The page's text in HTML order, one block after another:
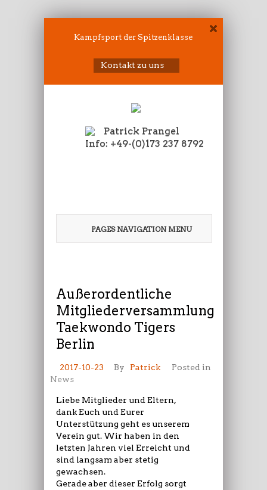
Kampfsport der Spitzenklasse
Kontakt zu uns
Patrick Prangel
Info: +49-(0)173 237 8792
PAGES NAVIGATION MENU
Außerordentliche
Mitgliederversammlung
Taekwondo Tigers
Berlin
2017-10-23 By Patrick
Posted in
News
Liebe Mitglieder und Eltern,
dank Euch und Eurer
Unterstützung geht es unserem
Verein gut. Wir haben in den
letzten Jahren viel Erreicht und
sind langsam aber stetig
gewachsen.
Gerade aber dieser Erfolg sorgt